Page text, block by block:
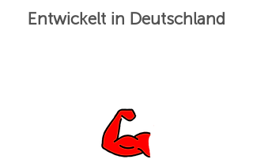
Entwickelt in Deutschland